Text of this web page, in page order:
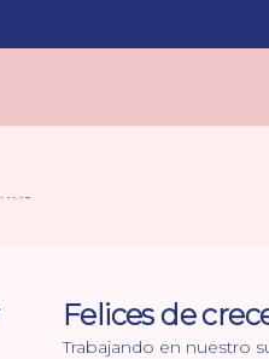
Felices de
Trabajando en nuestro